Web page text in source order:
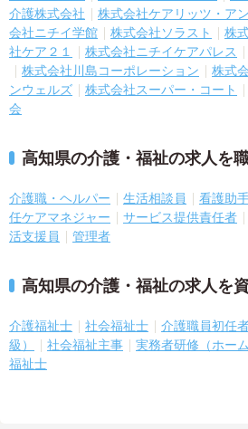
介護株式会社
株式会社ケアリッツ・ア
会社ニチイ学館
株式会社ソラスト 株
社ケア２１
株式会社ニチイケアパレス
株式会社川島コーポレーション
株式
ンウェルズ
株式会社スーパー・コート
会
高知県の介護・福祉の求人を
介護職・ヘルパー 生活相談員 看護助
任ケアマネジャー
サービス提供責任者
活支援員
管理者
高知県の介護・福祉の求人を
介護福祉士 社会福祉士
介護職員初任
級）
社会福祉主事 実務者研修（ホー
福祉士